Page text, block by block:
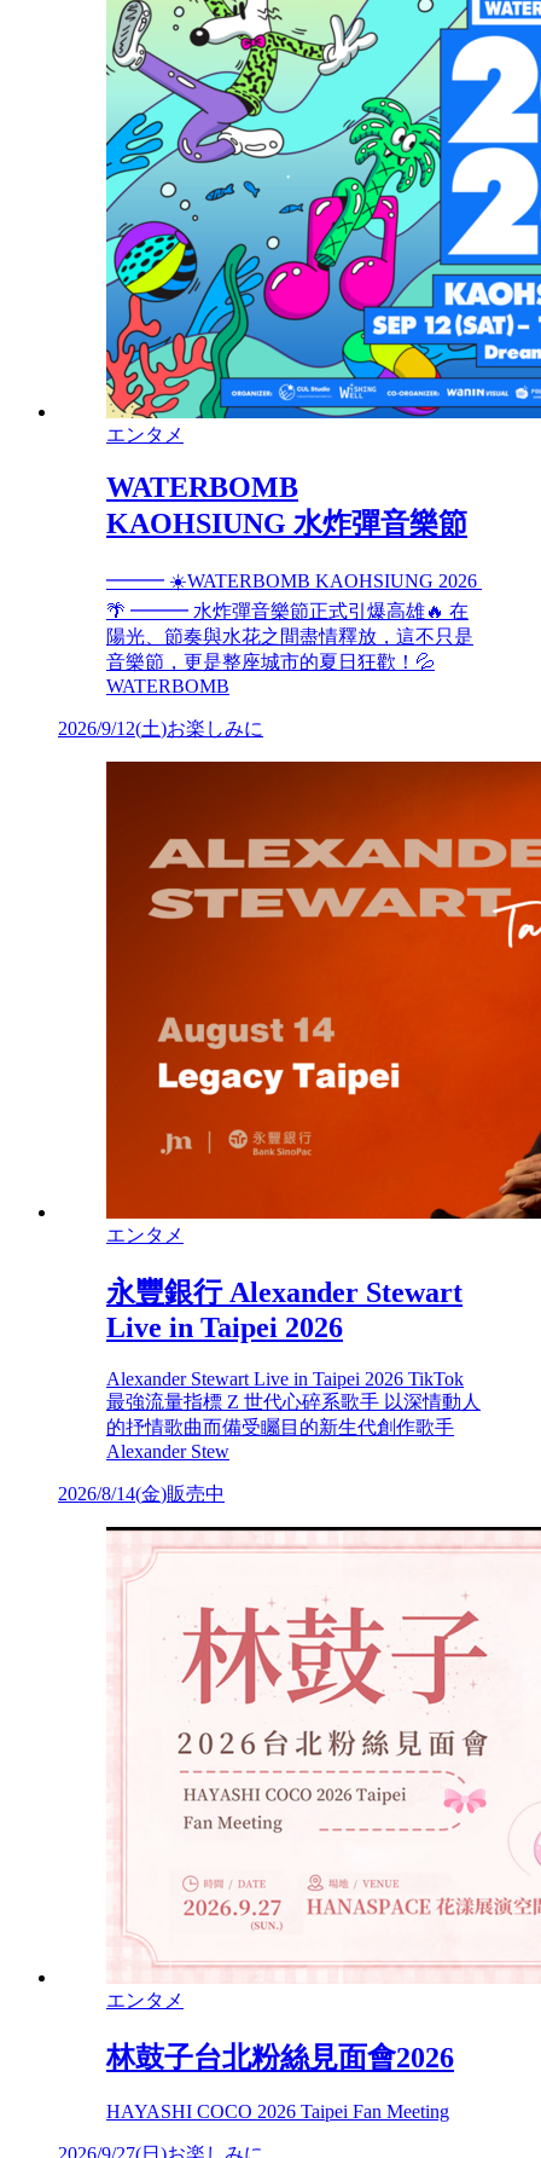
エンタメ
WATERBOMB
KAOHSIUNG 水炸彈音樂節
━━━ ☀️WATERBOMB KAOHSIUNG 2026
🌴 ━━━ 水炸彈音樂節正式引爆高雄🔥 在
陽光、節奏與水花之間盡情釋放，這不只是
音樂節，更是整座城市的夏日狂歡！💦
WATERBOMB
2026/9/12(土)お楽しみに
エンタメ
永豐銀行 Alexander Stewart
Live in Taipei 2026
Alexander Stewart Live in Taipei 2026 TikTok
最強流量指標 Z 世代心碎系歌手 以深情動人
的抒情歌曲而備受矚目的新生代創作歌手
Alexander Stew
2026/8/14(金)販売中
エンタメ
林鼓子台北粉絲見面會2026
HAYASHI COCO 2026 Taipei Fan Meeting
2026/9/27(日 )お楽しみに